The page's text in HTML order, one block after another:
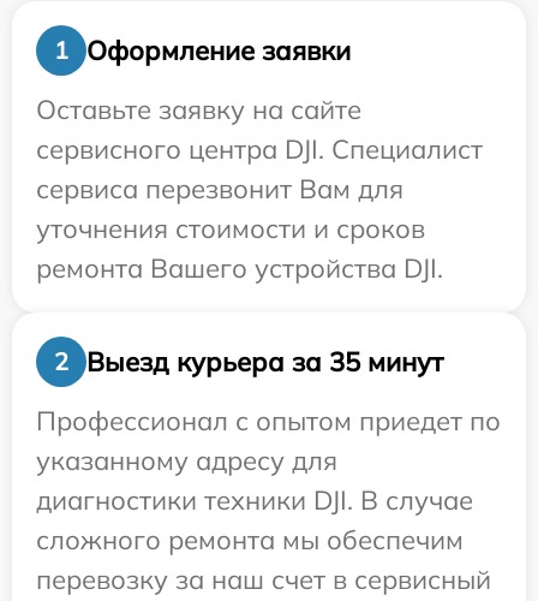
1
Оформление заявки
Оставьте заявку на сайте
сервисного центра DJI. Специалист
сервиса перезвонит Вам для
уточнения стоимости и сроков
ремонта Вашего устройства DJI.
2
Выезд курьера за 35 минут
Профессионал с опытом приедет по
указанному адресу для
диагностики техники DJI. В случае
сложного ремонта мы обеспечим
перевозку за наш счет в сервисный